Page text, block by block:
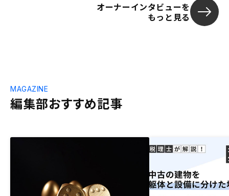
オーナーインタビューを
もっと見る
編集部おすすめ記事
MAGAZINE